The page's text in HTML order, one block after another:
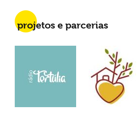
projetos e parcerias